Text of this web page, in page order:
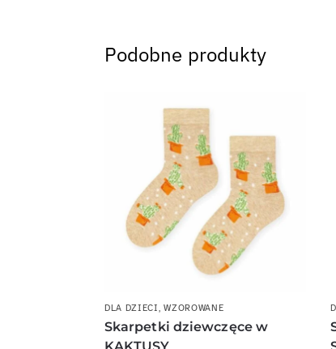
Podobne produkty
DLA DZIECI,WZOROWANE
Skarpetki dziewczęce w